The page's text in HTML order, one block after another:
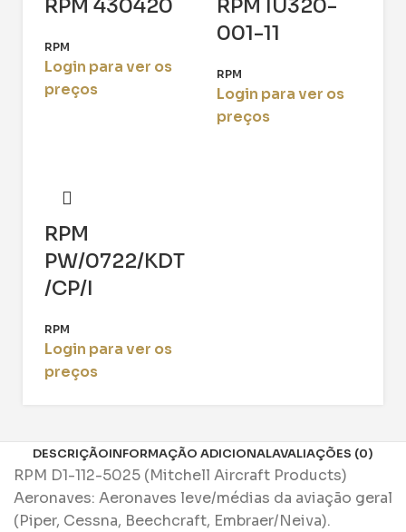
RPM 430420
RPM
Login para ver os
preços
RPM IU320-
001-11
RPM
Login para ver os
preços
RPM
PW/0722/KDT
/CP/I
RPM
Login para ver os
preços
DESCRIÇÃOINFORMAÇÃO ADICIONALAVALIAÇÕES (0)
RPM D1-112-5025 (Mitchell Aircraft Products)
​Aeronaves: Aeronaves leve/médias da aviação geral
(Piper, Cessna, Beechcraft, Embraer/Neiva).